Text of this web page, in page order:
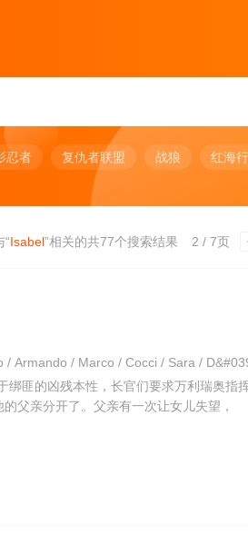
忍者 复仇者联盟 战狼 红海
2 / 7页
“Isabel”相关的共77个搜索结果
绑匪的凶残本性，长官们要求万利瑞奥指
父亲分开了。父亲有一次让女儿失望，